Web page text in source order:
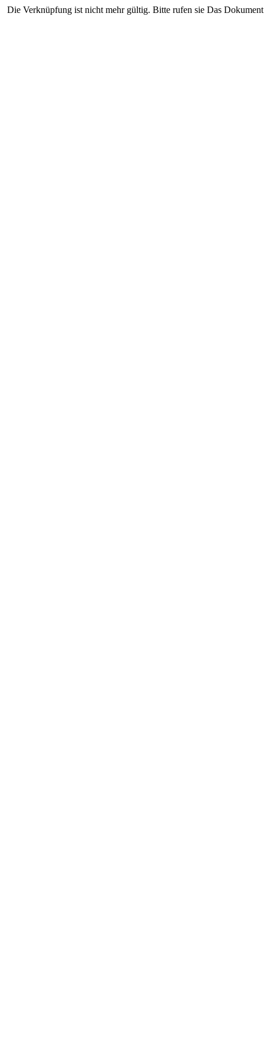
Die Verknüpfung ist nicht mehr gültig. Bitte rufen sie Das Dokument